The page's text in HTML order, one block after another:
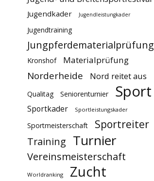
Jugendkader Jugendleistungkader
Jugendtraining
Jungpferdematerialprüfung
Kronshof Materialprüfung
Norderheide Nord reitet aus
Qualitag Seniorenturnier Sport
Sportkader Sportleistungskader
Sportmeisterschaft Sportreiter
Training Turnier
Vereinsmeisterschaft
Worldranking Zucht